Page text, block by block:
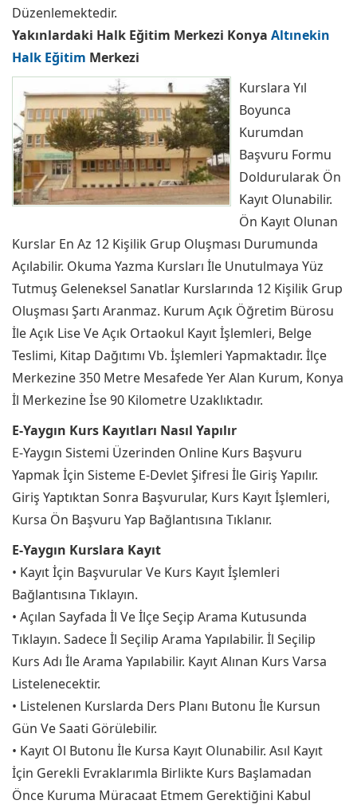
Düzenlemektedir.
Yakınlardaki Halk Eğitim Merkezi Konya Altınekin
Halk Eğitim Merkezi
Kurslara Yıl
Boyunca
Kurumdan
Başvuru Formu
Doldurularak Ön
Kayıt Olunabilir.
Ön Kayıt Olunan
Kurslar En Az 12 Kişilik Grup Oluşması Durumunda
Açılabilir. Okuma Yazma Kursları İle Unutulmaya Yüz
Tutmuş Geleneksel Sanatlar Kurslarında 12 Kişilik Grup
Oluşması Şartı Aranmaz. Kurum Açık Öğretim Bürosu
İle Açık Lise Ve Açık Ortaokul Kayıt İşlemleri, Belge
Teslimi, Kitap Dağıtımı Vb. İşlemleri Yapmaktadır. İlçe
Merkezine 350 Metre Mesafede Yer Alan Kurum, Konya
İl Merkezine İse 90 Kilometre Uzaklıktadır.
E-Yaygın Kurs Kayıtları Nasıl Yapılır
E-Yaygın Sistemi Üzerinden Online Kurs Başvuru
Yapmak İçin Sisteme E-Devlet Şifresi İle Giriş Yapılır.
Giriş Yaptıktan Sonra Başvurular, Kurs Kayıt İşlemleri,
Kursa Ön Başvuru Yap Bağlantısına Tıklanır.
E-Yaygın Kurslara Kayıt
• Kayıt İçin Başvurular Ve Kurs Kayıt İşlemleri
Bağlantısına Tıklayın.
• Açılan Sayfada İl Ve İlçe Seçip Arama Kutusunda
Tıklayın. Sadece İl Seçilip Arama Yapılabilir. İl Seçilip
Kurs Adı İle Arama Yapılabilir. Kayıt Alınan Kurs Varsa
Listelenecektir.
• Listelenen Kurslarda Ders Planı Butonu İle Kursun
Gün Ve Saati Görülebilir.
• Kayıt Ol Butonu İle Kursa Kayıt Olunabilir. Asıl Kayıt
İçin Gerekli Evraklarımla Birlikte Kurs Başlamadan
Önce Kuruma Müracaat Etmem Gerektiğini Kabul